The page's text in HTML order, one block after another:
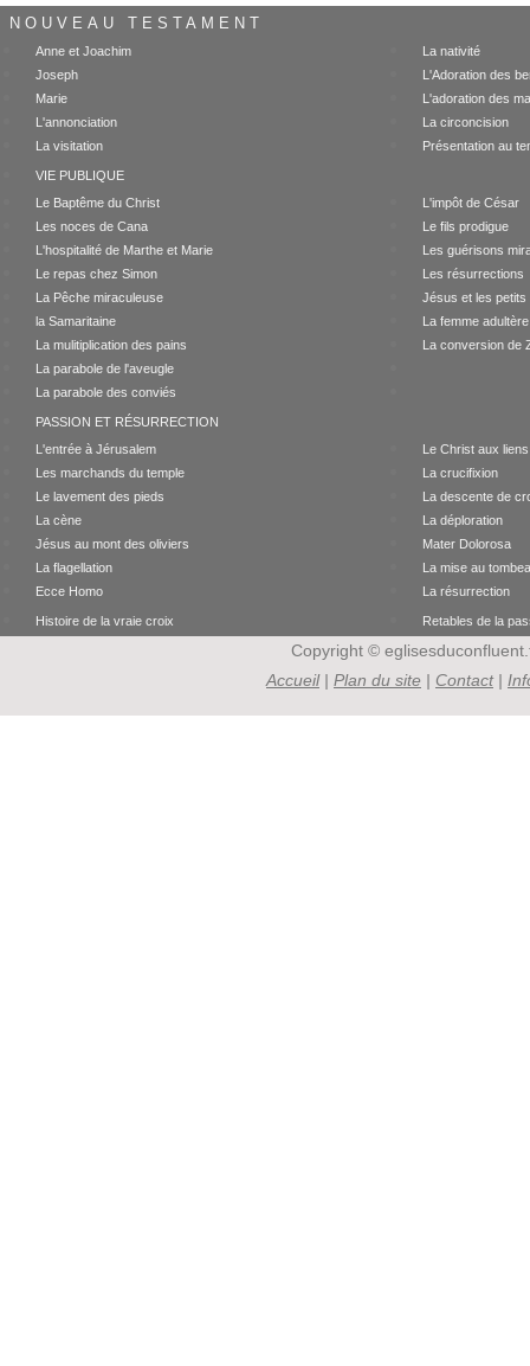
NOUVEAU TESTAMENT
Anne et Joachim
Joseph
Marie
L'annonciation
La visitation
La nativité
L'Adoration des
L'adoration des
La circoncision
Présentation au
VIE PUBLIQUE
Le Baptême du Christ
Les noces de Cana
L'hospitalité de Marthe et Marie
Le repas chez Simon
La Pêche miraculeuse
la Samaritaine
La mulitiplication des pains
La parabole de l'aveugle
La parabole des conviés
L'impôt de César
Le fils prodigue
Les guérisons
Les résurrections
Jésus et les petits
La femme adultère
La conversion de
PASSION ET RÉSURRECTION
L'entrée à Jérusalem
Les marchands du temple
Le lavement des pieds
La cène
Jésus au mont des oliviers
La flagellation
Ecce Homo
Le Christ aux liens
La crucifixion
La descente de
La déploration
Mater Dolorosa
La mise au
La résurrection
Histoire de la vraie croix Retables de la
Copyright ©
Accueil| Plan du site | Contact|